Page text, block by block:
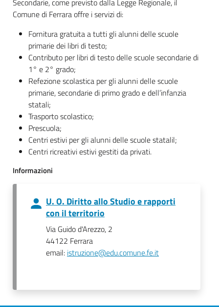
Secondarie, come previsto dalla Legge Regionale, il
Comune di Ferrara offre i servizi di:
Fornitura gratuita a tutti gli alunni delle scuole
primarie dei libri di testo;
Contributo per libri di testo delle scuole secondarie di
1° e 2° grado;
Refezione scolastica per gli alunni delle scuole
primarie, secondarie di primo grado e dell’infanzia
statali;
Trasporto scolastico;
Prescuola;
Centri estivi per gli alunni delle scuole statalil;
Centri ricreativi estivi gestiti da privati.
Informazioni
U. O. Diritto allo Studio e rapporti
con il territorio
Via Guido d'Arezzo, 2
44122 Ferrara
email: istruzione@edu.comune.fe.it